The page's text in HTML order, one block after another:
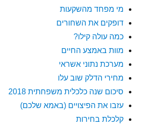
מי מפחד מהשקעות
דופקים את השחורים
כמה עולה קילו?
מוות באמצע החיים
מערכת נתוני אשראי
מחירי הדלק שוב עלו
סיכום שנה כלכלית משפחתית 2018
עזבו את הפיצויים (באמא שלכם)
קלכלת בחירות